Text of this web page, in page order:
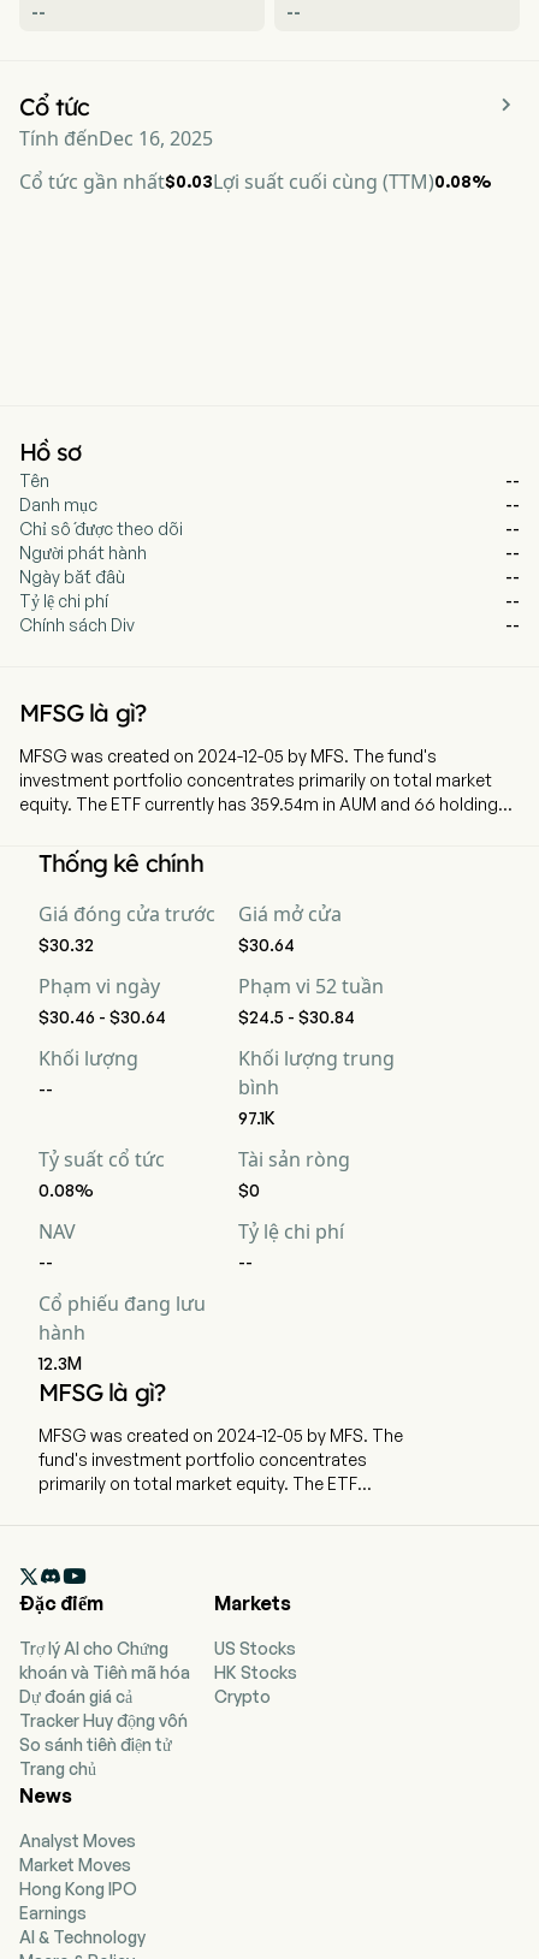
-- --
Cổ tức
Tính đếnDec 16, 2025

Cổ tức gần nhất$0.03Lợi suất cuối cùng (TTM)0.08%
Hồ sơ
Tên
--
Danh mục
--
Chỉ số được theo dõi
--
Người phát hành
--
Ngày bắt đầu
--
Tỷ lệ chi phí
--
Chính sách Div
--
MFSG là gì?
MFSG was created on 2024-12-05 by MFS. The fund's
investment portfolio concentrates primarily on total market
equity. The ETF currently has 359.54m in AUM and 66 holdings.
growth stocks of any market capitalization. The fund utilizes a
bottom-up fundamental approach to select investments.
Thống kê chính
Giá đóng cửa trước
$30.32
Giá mở cửa
$30.64
Phạm vi ngày
$30.46 - $30.64
Phạm vi 52 tuần
$24.5 - $30.84
Khối lượng
--
Khối lượng trung
bình
97.1K
Tỷ suất cổ tức
0.08%
Tài sản ròng
$0
NAV
--
Tỷ lệ chi phí
--
Cổ phiếu đang lưu
hành
12.3M
MFSG là gì?
MFSG was created on 2024-12-05 by MFS. The
fund's investment portfolio concentrates
primarily on total market equity. The ETF
capitalization. The fund utilizes a bottom-up
fundamental approach to select investments.

Đặc điểm
Trợ lý AI cho Chứng
khoán và Tiền mã hóa
Dự đoán giá cả
Tracker Huy động vốn
So sánh tiền điện tử
Trang chủ
Markets
US Stocks
HK Stocks
Crypto
News
Analyst Moves
Market Moves
Hong Kong IPO
Earnings
AI & Technology